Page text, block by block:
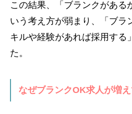
この結果、「ブランクがある
いう考え方が弱まり、「ブラ
キルや経験があれば採用する
た。
なぜブランクOK求人が増